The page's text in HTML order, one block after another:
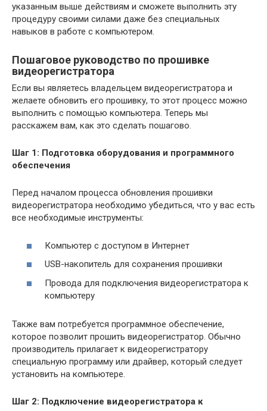
указанным выше действиям и сможете выполнить эту
процедуру своими силами даже без специальных
навыков в работе с компьютером.
Пошаговое руководство по прошивке
видеорегистратора
Если вы являетесь владельцем видеорегистратора и
желаете обновить его прошивку, то этот процесс можно
выполнить с помощью компьютера. Теперь мы
расскажем вам, как это сделать пошагово.
Шаг 1: Подготовка оборудования и программного
обеспечения
Перед началом процесса обновления прошивки
видеорегистратора необходимо убедиться, что у вас есть
все необходимые инструменты:
Компьютер с доступом в Интернет
USB-накопитель для сохранения прошивки
Провода для подключения видеорегистратора к
компьютеру
Также вам потребуется программное обеспечение,
которое позволит прошить видеорегистратор. Обычно
производитель прилагает к видеорегистратору
специальную программу или драйвер, который следует
установить на компьютере.
Шаг 2: Подключение видеорегистратора к